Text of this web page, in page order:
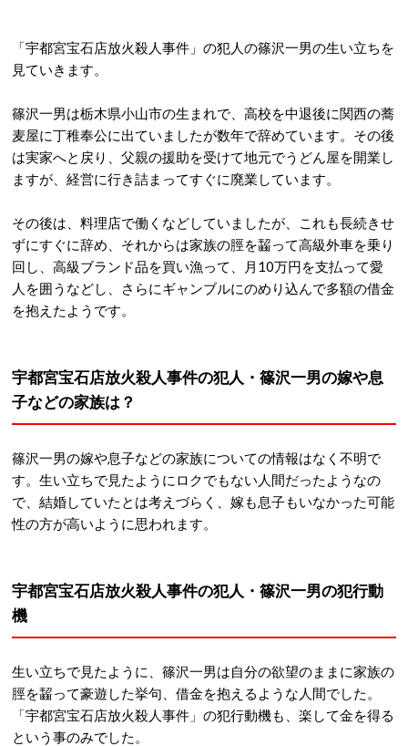
「宇都宮宝石店放火殺人事件」の犯人の篠沢一男の生い立ちを
見ていきます。
篠沢一男は栃木県小山市の生まれで、高校を中退後に関西の蕎
麦屋に丁稚奉公に出ていましたが数年で辞めています。その後
は実家へと戻り、父親の援助を受けて地元でうどん屋を開業し
ますが、経営に行き詰まってすぐに廃業しています。
その後は、料理店で働くなどしていましたが、これも長続きせ
ずにすぐに辞め、それからは家族の脛を齧って高級外車を乗り
回し、高級ブランド品を買い漁って、月10万円を支払って愛
人を囲うなどし、さらにギャンブルにのめり込んで多額の借金
を抱えたようです。
宇都宮宝石店放火殺人事件の犯人・篠沢一男の嫁や息
子などの家族は？
篠沢一男の嫁や息子などの家族についての情報はなく不明で
す。生い立ちで見たようにロクでもない人間だったようなの
で、結婚していたとは考えづらく、嫁も息子もいなかった可能
性の方が高いように思われます。
宇都宮宝石店放火殺人事件の犯人・篠沢一男の犯行動
機
生い立ちで見たように、篠沢一男は自分の欲望のままに家族の
脛を齧って豪遊した挙句、借金を抱えるような人間でした。
「宇都宮宝石店放火殺人事件」の犯行動機も、楽して金を得る
という事のみでした。